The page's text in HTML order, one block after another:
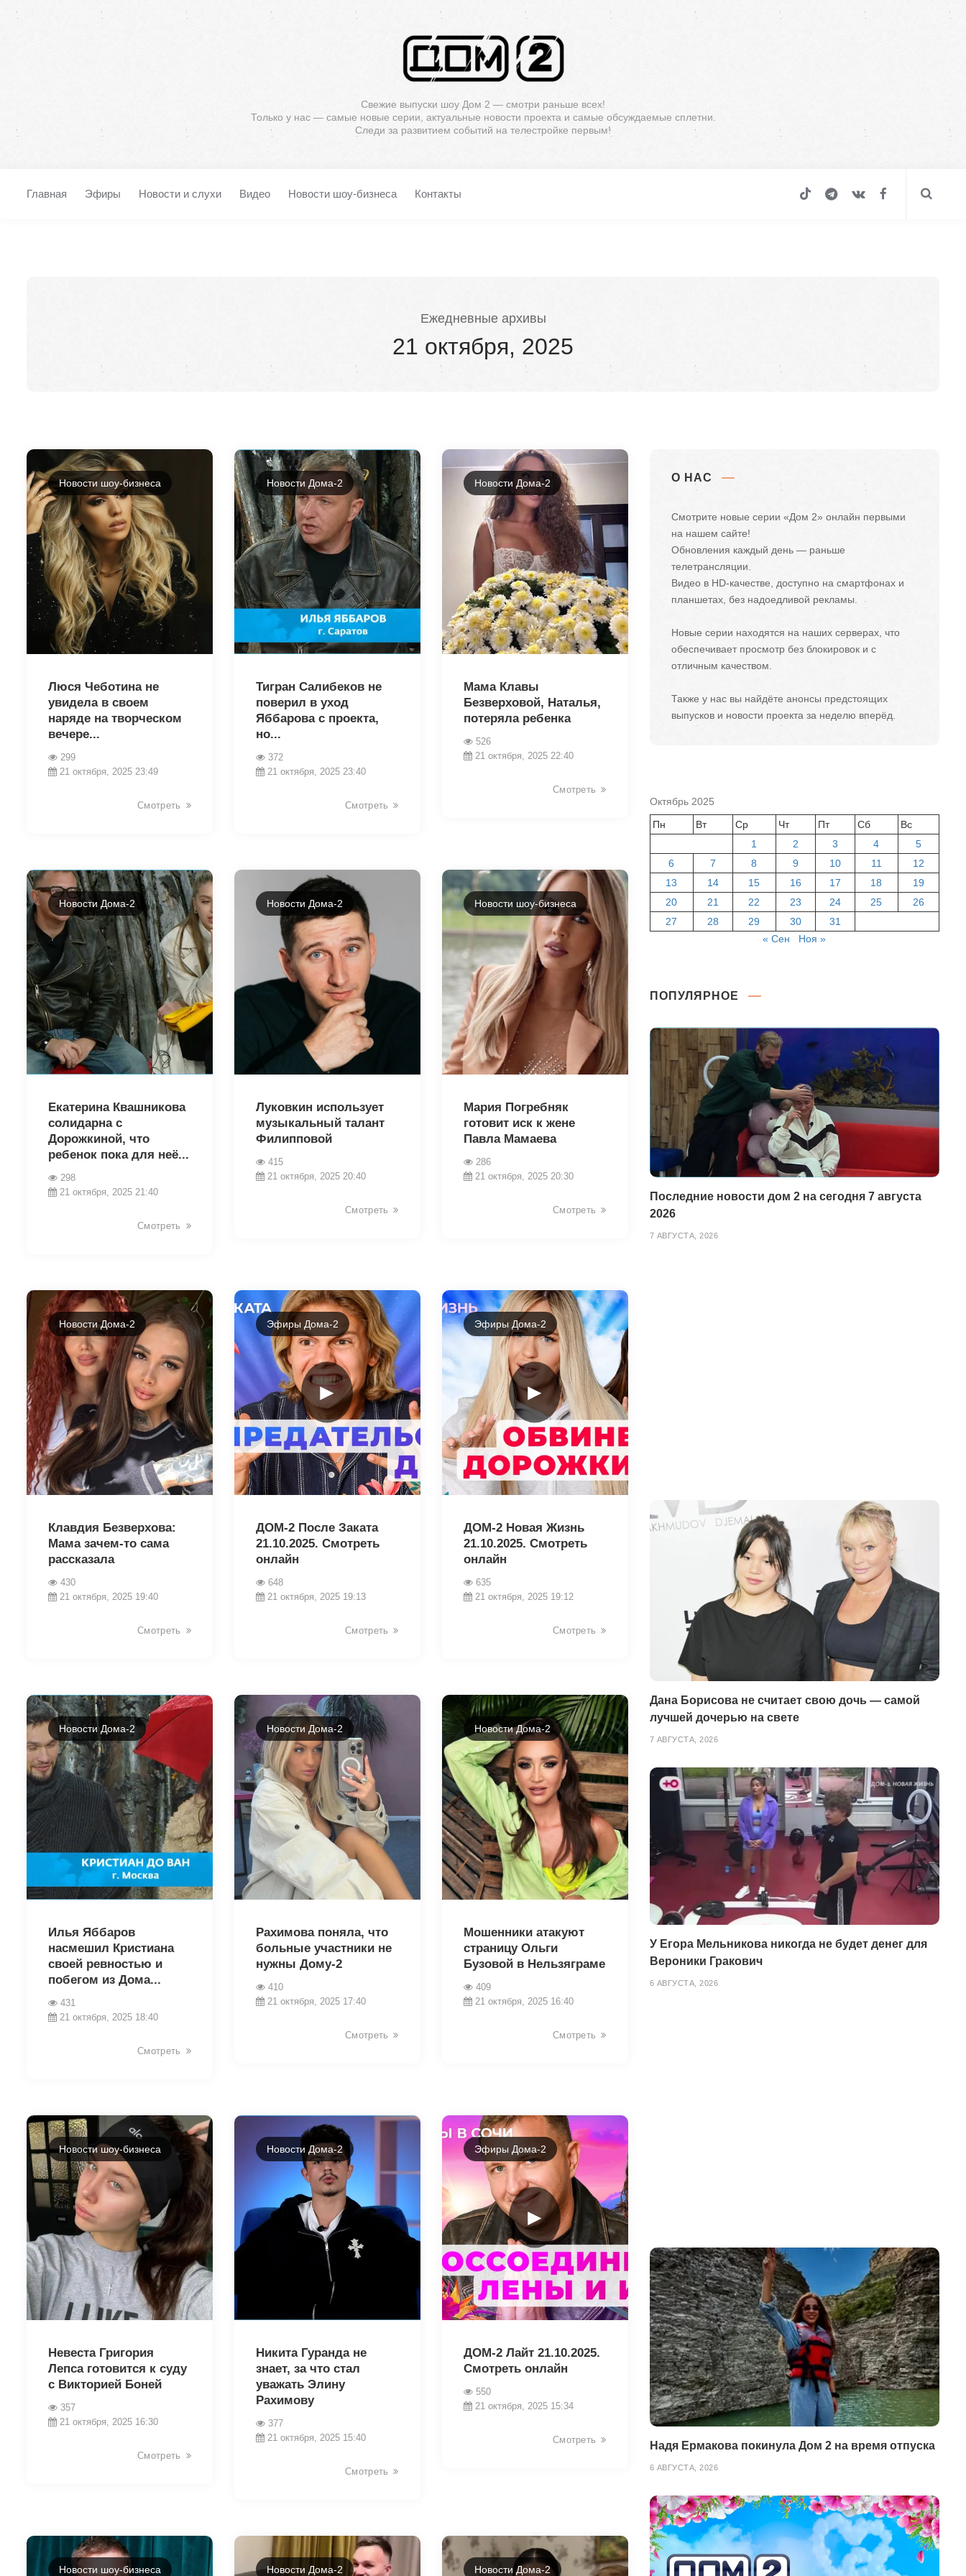
Свежие выпуски шоу Дом 2 — смотри раньше всех!
Только у нас — самые новые серии, актуальные новости проекта и самые обсуждаемые сплетни.
Следи за развитием событий на телестройке первым!
Главная Эфиры Новости и слухи Видео Новости шоу-бизнеса Контакты
Ежедневные архивы
21 октября, 2025
Новости шоу-бизнеса
Люся Чеботина не
увидела в своем
наряде на творческом
вечере...
299
21 октября, 2025 23:49
Смотреть
Новости Дома-2
Тигран Салибеков не
поверил в уход
Яббарова с проекта,
но...
372
21 октября, 2025 23:40
Смотреть
Новости Дома-2
Мама Клавы
Безверховой, Наталья,
потеряла ребенка
526
21 октября, 2025 22:40
Смотреть
Новости Дома-2
Екатерина Квашникова
солидарна с
Дорожкиной, что
ребенок пока для неё...
298
21 октября, 2025 21:40
Смотреть
Новости Дома-2
Луковкин использует
музыкальный талант
Филипповой
415
21 октября, 2025 20:40
Смотреть
Новости шоу-бизнеса
Мария Погребняк
готовит иск к жене
Павла Мамаева
286
21 октября, 2025 20:30
Смотреть
Новости Дома-2
Клавдия Безверхова:
Мама зачем-то сама
рассказала
430
21 октября, 2025 19:40
Смотреть
►
Эфиры Дома-2
ДОМ-2 После Заката
21.10.2025. Смотреть
онлайн
648
21 октября, 2025 19:13
Смотреть
►
Эфиры Дома-2
ДОМ-2 Новая Жизнь
21.10.2025. Смотреть
онлайн
635
21 октября, 2025 19:12
Смотреть
Новости Дома-2
Илья Яббаров
насмешил Кристиана
своей ревностью и
побегом из Дома...
431
21 октября, 2025 18:40
Смотреть
Новости Дома-2
Рахимова поняла, что
больные участники не
нужны Дому-2
410
21 октября, 2025 17:40
Смотреть
Новости Дома-2
Мошенники атакуют
страницу Ольги
Бузовой в Нельзяграме
409
21 октября, 2025 16:40
Смотреть
Новости шоу-бизнеса
Невеста Григория
Лепса готовится к суду
с Викторией Боней
357
21 октября, 2025 16:30
Смотреть
Новости Дома-2
Никита Гуранда не
знает, за что стал
уважать Элину
Рахимову
377
21 октября, 2025 15:40
Смотреть
►
Эфиры Дома-2
ДОМ-2 Лайт 21.10.2025.
Смотреть онлайн
550
21 октября, 2025 15:34
Смотреть
Новости шоу-бизнеса Новости Дома-2 Новости Дома-2
О НАС
Смотрите новые серии «Дом 2» онлайн первыми
на нашем сайте!
Обновления каждый день — раньше
телетрансляции.
Видео в HD-качестве, доступно на смартфонах и
планшетах, без надоедливой рекламы.
Новые серии находятся на наших серверах, что
обеспечивает просмотр без блокировок и с
отличным качеством.
Также у нас вы найдёте анонсы предстоящих
выпусков и новости проекта за неделю вперёд.
Октябрь 2025
Пн
Вт Ср Чт Пт Сб
Вс
1
2 3 4
5
6
7 8 9 10 11
12
13
14 15 16 17 18
19
20
21 22 23 24 25
26
27
28 29 30
31
« Сен
Ноя »
ПОПУЛЯРНОЕ
Последние новости дом 2 на сегодня 7 августа
2026
7 АВГУСТА, 2026
Дана Борисова не считает свою дочь — самой
лучшей дочерью на свете
7 АВГУСТА, 2026
У Егора Мельникова никогда не будет денег для
Вероники Гракович
6 АВГУСТА, 2026
Надя Ермакова покинула Дом 2 на время отпуска
6 АВГУСТА, 2026